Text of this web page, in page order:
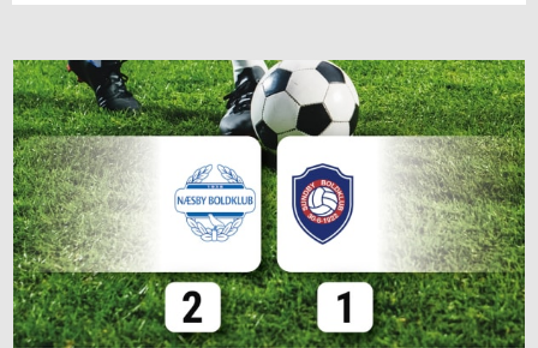
Navn
Jeg vil gerne modtage et nyhedsoverblik, samt
relevante tilbud og brugerfordele på mail. Det er altid
muligt at afmelde.
Privatlivspolitik.